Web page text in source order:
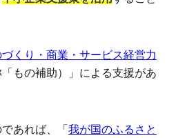
づくり・商業・サービス経営力
「もの補助）」による支援があ
あれば、「 我が国のふるさと